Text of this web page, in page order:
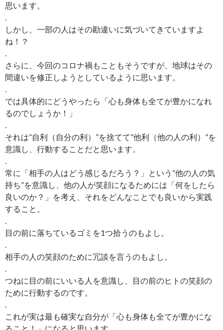
思います。
.
しかし、一部の人はその勘違いに気づいてきていますよ
ね！？
.
さらに、今回のコロナ禍もこともそうですが、地球はその
間違いを修正しようとしているように思います。
.
では具体的にどうやったら「心も身体も全てが豊かになれ
るのでしょうか！」
.
それは”自利（自分の利）”を捨てて”他利（他の人の利）”を
意識し、行動することだと思います。
.
常に「相手の人はどう感じるだろう？」という”他の人の気
持ち”を意識し、他の人が笑顔になるためには「何をしたら
良いのか？」を考え、それをどんなことでも良いから実践
すること。
.
目の前に落ちているゴミを1つ拾うのもよし。
.
相手の人の笑顔のために冗談を言うのもよし。
.
つねに目の前にいいる人を意識し、目の前のヒトの笑顔の
ために行動するのです。
.
これが実は最も確実な自分が「心も身体も全てが豊かにな